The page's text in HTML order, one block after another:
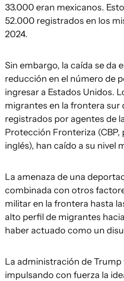
33.000 eran mexicanos.
52.000 registrados en los
2024.
Sin embargo, la caída se da
reducción en el número de
ingresar a Estados Unidos.
migrantes en la frontera sur
registrados por agentes de
Protección Fronteriza (CBP,
inglés), han caído a su nivel
La amenaza de una
combinada con otros
militar en la frontera hasta
alto perfil de migrantes
haber actuado como un
La administración de
impulsando con fuerza la